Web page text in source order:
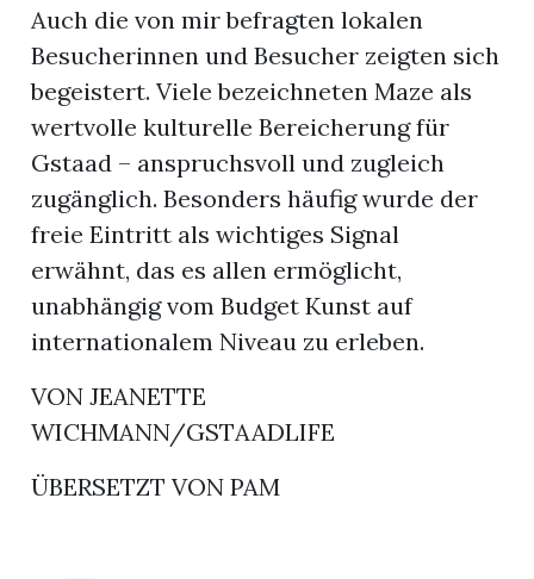
Auch die von mir befragten lokalen
Besucherinnen und Besucher zeigten sich
begeistert. Viele bezeichneten Maze als
wertvolle kulturelle Bereicherung für
Gstaad – anspruchsvoll und zugleich
zugänglich. Besonders häufig wurde der
freie Eintritt als wichtiges Signal
erwähnt, das es allen ermöglicht,
unabhängig vom Budget Kunst auf
internationalem Niveau zu erleben.
VON JEANETTE
WICHMANN/GSTAADLIFE
ÜBERSETZT VON PAM